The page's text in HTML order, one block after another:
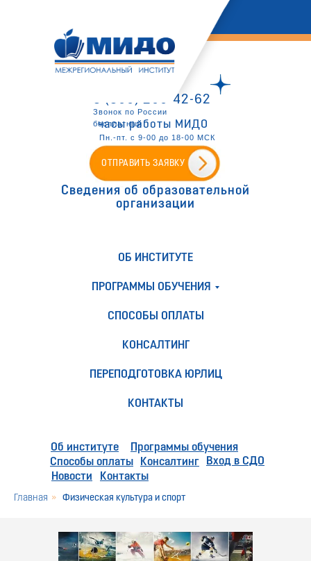
8 (800) 200-42-62
Звонок по России
бесплатный
ОТПРАВИТЬ ЗАЯВКУ
часы работы МИДО
Пн.-пт. с 9-00 до 18-00 МСК
Сведения об образовательной
организации
ОБ ИНСТИТУТЕ
ПРОГРАММЫ ОБУЧЕНИЯ
СПОСОБЫ ОПЛАТЫ
КОНСАЛТИНГ
ПЕРЕПОДГОТОВКА ЮРЛИЦ
КОНТАКТЫ
Об институте
Программы обучения
Способы оплаты
Консалтинг
Новости
Вход в СДО
Контакты
Главная » Физическая культура и спорт